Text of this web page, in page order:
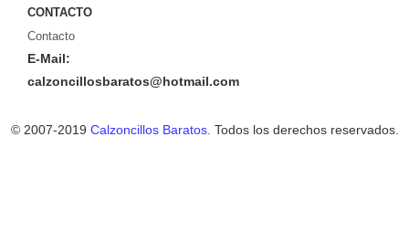
CONTACTO
Contacto
E-Mail:
calzoncillosbaratos@hotmail.com
© 2007-2019 Calzoncillos Baratos. Todos los derechos reservados.